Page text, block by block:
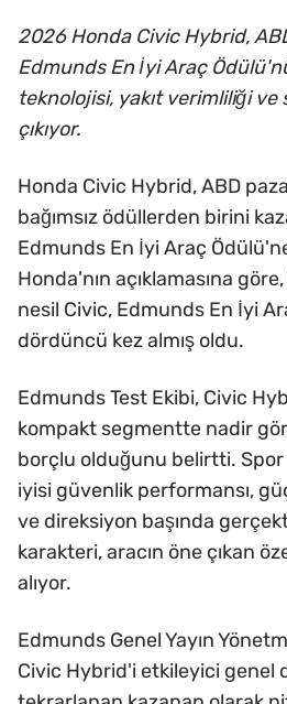
2026 Honda Civic Hybrid,
Edmunds En İyi Araç
teknolojisi, yakıt verimliliği
çıkıyor.
Honda Civic Hybrid, ABD
bağımsız ödüllerden birini
Edmunds En İyi Araç
Honda'nın açıklamasına
nesil Civic, Edmunds En İyi
dördüncü kez almış oldu.
Edmunds Test Ekibi, Civic
kompakt segmentte nadir
borçlu olduğunu belirtti. Spor
iyisi güvenlik performansı,
ve direksiyon başında
karakteri, aracın öne çıkan
alıyor.
Edmunds Genel Yayın
Civic Hybrid'i etkileyici genel